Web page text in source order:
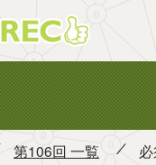
第106回 一覧